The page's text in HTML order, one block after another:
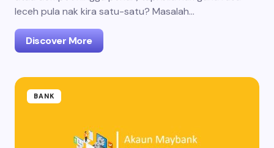
leceh pula nak kira satu-satu? Masalah…
Discover More
BANK